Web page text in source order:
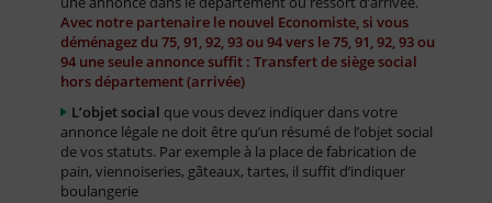
Avec notre partenaire le nouvel Economiste, si vous
déménagez du 75, 91, 92, 93 ou 94 vers le 75, 91, 92, 93 ou
94 une seule annonce suffit : Transfert de siège social
hors département (arrivée)
L’objet social que vous devez indiquer dans votre
annonce légale ne doit être qu’un résumé de l’objet social
de vos statuts. Par exemple à la place de fabrication de
pain, viennoiseries, gâteaux, tartes, il suffit d’indiquer
boulangerie